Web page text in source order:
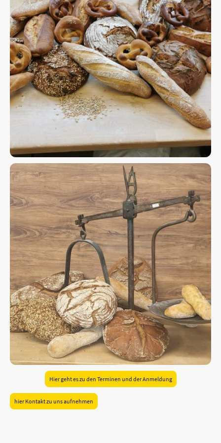
Hier geht es zu den Terminen und der Anmeldung
hier Kontakt zu uns aufnehmen